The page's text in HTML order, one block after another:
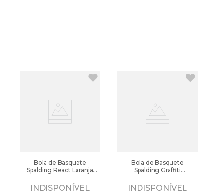
Bola de Basquete
Spalding React Laranja
INDISPONÍVEL
Bola de Basquete
Spalding Graffiti
INDISPONÍVEL